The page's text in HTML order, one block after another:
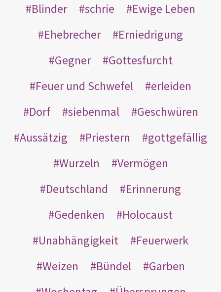
Blinder
schrie
Ewige Leben
Ehebrecher
Erniedrigung
Gegner
Gottesfurcht
Feuer und Schwefel
erleiden
Dorf
siebenmal
Geschwüren
Aussätzig
Priestern
gottgefällig
Wurzeln
Vermögen
Deutschland
Erinnerung
Gedenken
Holocaust
Unabhängigkeit
Feuerwerk
Weizen
Bündel
Garben